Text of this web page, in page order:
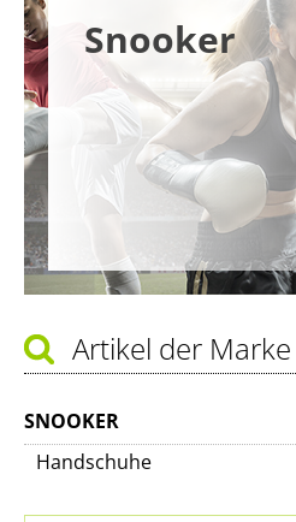
Snooker
Artikel der Marke
SNOOKER
Handschuhe